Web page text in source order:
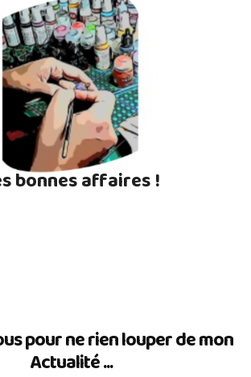
bonnes affaires !
pour ne rien louper de mon
Actualité ...